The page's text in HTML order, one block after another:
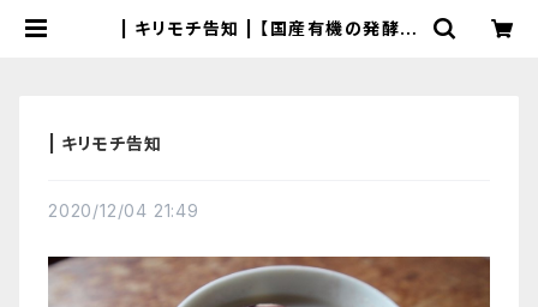
| キリモチ告知 | 【国産有機の発酵食
| キリモチ告知
2020/12/04 21:49